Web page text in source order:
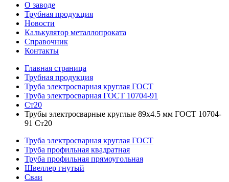
О заводе
Трубная продукция
Новости
Калькулятор металлопроката
Справочник
Контакты
Главная страница
Трубная продукция
Труба электросварная круглая ГОСТ
Труба электросварная ГОСТ 10704-91
Ст20
Трубы электросварные круглые 89x4.5 мм ГОСТ 10704-
91 Ст20
Труба электросварная круглая ГОСТ
Труба профильная квадратная
Труба профильная прямоугольная
Швеллер гнутый
Сваи